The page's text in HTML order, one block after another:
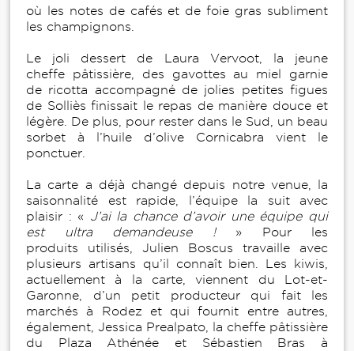
où les notes de cafés et de foie gras subliment
les champignons.
Le joli dessert de Laura Vervoot, la jeune
cheffe pâtissière, des gavottes au miel garnie
de ricotta accompagné de jolies petites figues
de Solliès finissait le repas de manière douce et
légère. De plus, pour rester dans le Sud, un beau
sorbet à l’huile d’olive Cornicabra vient le
ponctuer.
La carte a déjà changé depuis notre venue, la
saisonnalité est rapide, l’équipe la suit avec
plaisir : « J’ai la chance d’avoir une équipe qui
est ultra demandeuse ! » Pour les
produits utilisés, Julien Boscus travaille avec
plusieurs artisans qu’il connaît bien. Les kiwis,
actuellement à la carte, viennent du Lot-et-
Garonne, d’un petit producteur qui fait les
marchés à Rodez et qui fournit entre autres,
également, Jessica Prealpato, la cheffe pâtissière
du Plaza Athénée et Sébastien Bras à